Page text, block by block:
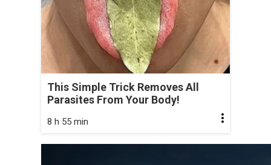
This Simple Trick Removes All
Parasites From Your Body!
8 h 55 min